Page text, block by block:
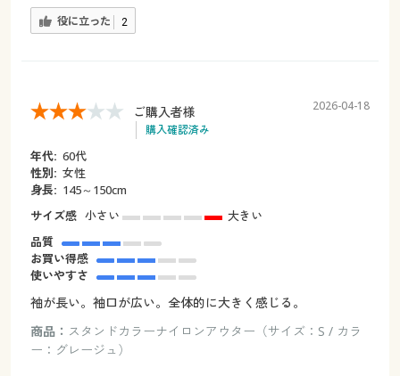
役に立った 2
ご購入者様
購入確認済み
2026-04-18
年代: 60代
性別: 女性
身長: 145～150cm
サイズ感 小さい
大きい
品質
お買い得感
使いやすさ
袖が長い。袖口が広い。全体的に大きく感じる。
商品： スタンドカラーナイロンアウター（サイズ：S / カラ
ー：グレージュ）